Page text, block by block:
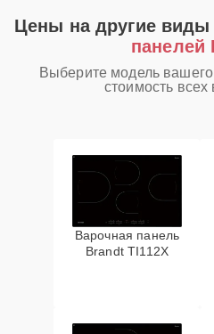
Цены на другие виды
панелей
Выберите модель вашего
стоимость всех
Варочная панель
Brandt TI112X